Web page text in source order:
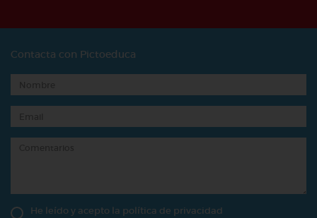
Contacta con Pictoeduca
He leído y acepto la política de privacidad